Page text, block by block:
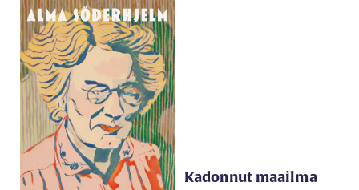
Kadonnut maailma